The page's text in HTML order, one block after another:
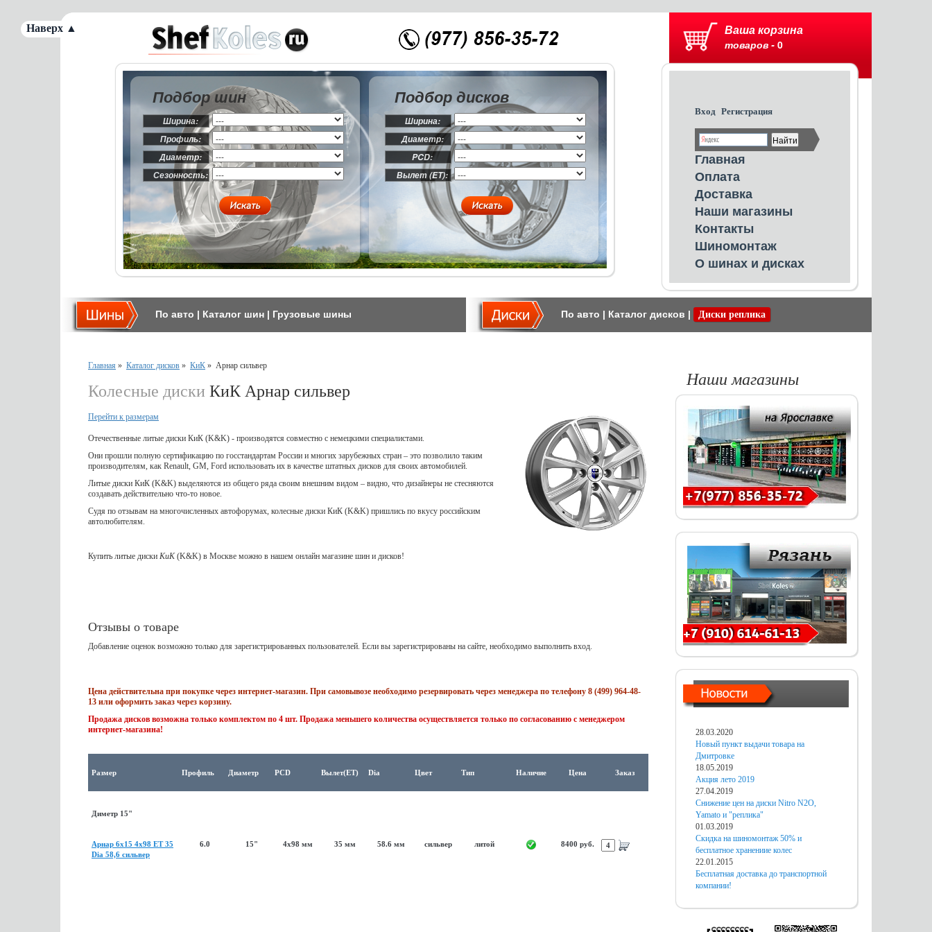
Ваша корзина
товаров - 0
Вход Регистрация
Главная
Оплата
Доставка
Наши магазины
Контакты
Шиномонтаж
О шинах и дисках
Подбор шин
Ширина:
Профиль:
Диаметр:
Сезонность:
Подбор дисков
Ширина:
Диаметр:
PCD:
Вылет (ET):
По авто | Каталог шин | Грузовые шины По авто | Каталог дисков | Диски реплика
Главная » Каталог дисков » КиК » Арнар сильвер
Колесные диски КиК Арнар сильвер
Перейти к размерам
Отечественные литые диски КиК (K&K) - производятся совместно с немецкими специалистами.
Они прошли полную сертификацию по госстандартам России и многих зарубежных стран – это позволило таким
производителям, как Renault, GM, Ford использовать их в качестве штатных дисков для своих автомобилей.
Литые диски КиК (K&K) выделяются из общего ряда своим внешним видом – видно, что дизайнеры не стесняются
создавать действительно что-то новое.
Судя по отзывам на многочисленных автофорумах, колесные диски КиК (K&K) пришлись по вкусу российским
автолюбителям.
Купить литые диски КиК(K&K) в Москве можно в нашем онлайн магазине шин и дисков!
Отзывы о товаре
Добавление оценок возможно только для зарегистрированных пользователей. Если вы зарегистрированы на сайте, необходимо выполнить вход.
Цена действительна при покупке через интернет-магазин. При самовывозе необходимо резервировать через менеджера по телефону 8 (499) 964-48-
13 или оформить заказ через корзину.
Продажа дисков возможна только комплектом по 4 шт. Продажа меньшего количества осуществляется только по согласованию с менеджером
интернет-магазина!
Размер Профиль Диаметр PCD Вылет(ET) Dia Цвет Тип Наличие Цена Заказ
Диметр 15"
Арнар 6x15 4x98 ET 35
Dia 58,6 сильвер
6.0 15" 4x98 мм 35 мм 58.6 мм сильвер литой 8400 руб.
Наши магазины
28.03.2020
Новый пункт выдачи товара на
Дмитровке
18.05.2019
Акция лето 2019
27.04.2019
Снижение цен на диски Nitro N2O,
Yamato и "реплика"
01.03.2019
Скидка на шиномонтаж 50% и
бесплатное хранениие колес
22.01.2015
Бесплатная доставка до транспортной
компании!
Наверх ▲